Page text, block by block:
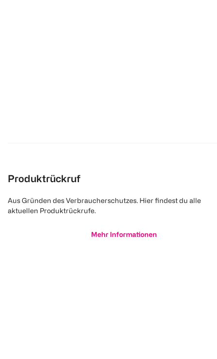
Produktrückruf
Aus Gründen des Verbraucherschutzes. Hier findest du alle
aktuellen Produktrückrufe.
Mehr Informationen